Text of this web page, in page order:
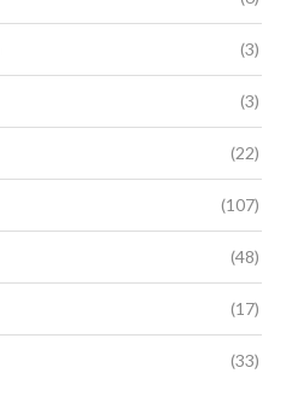
(3)
(3)
(22)
(107)
(48)
(17)
(33)